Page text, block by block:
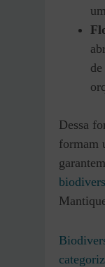
Dessa
formam